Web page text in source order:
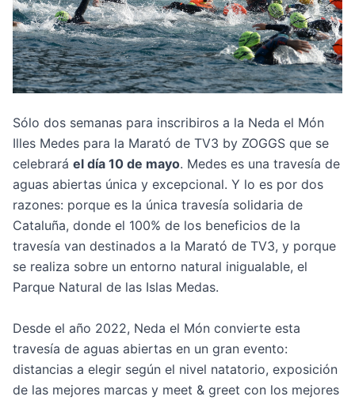
Sólo dos semanas para inscribiros a la Neda el Món
Illes Medes para la Marató de TV3 by ZOGGS que se
celebrará el día 10 de mayo. Medes es una travesía de
aguas abiertas única y excepcional. Y lo es por dos
razones: porque es la única travesía solidaria de
Cataluña, donde el 100% de los beneficios de la
travesía van destinados a la Marató de TV3, y porque
se realiza sobre un entorno natural inigualable, el
Parque Natural de las Islas Medas.
Desde el año 2022, Neda el Món convierte esta
travesía de aguas abiertas en un gran evento:
distancias a elegir según el nivel natatorio, exposición
de las mejores marcas y meet & greet con los mejores